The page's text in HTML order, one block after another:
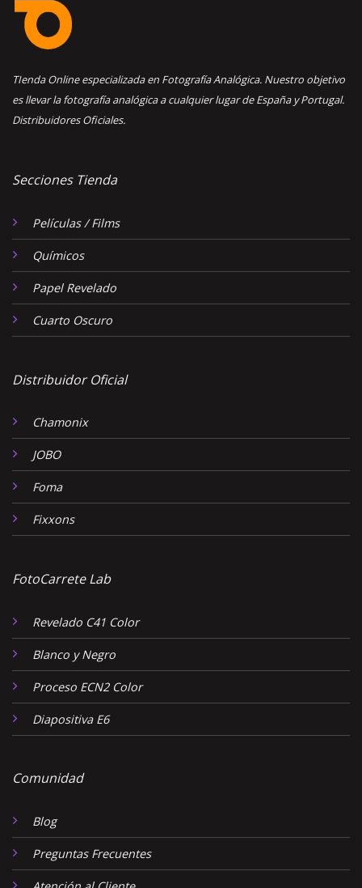
TIenda Online especializada en Fotografía Analógica. Nuestro objetivo
es llevar la fotografía analógica a cualquier lugar de España y Portugal.
Distribuidores Oficiales.
Secciones Tienda
Películas / Films
Químicos
Papel Revelado
Cuarto Oscuro
Distribuidor Oficial
Chamonix
JOBO
Foma
Fixxons
FotoCarrete Lab
Revelado C41 Color
Blanco y Negro
Proceso ECN2 Color
Diapositiva E6
Comunidad
Blog
Preguntas Frecuentes